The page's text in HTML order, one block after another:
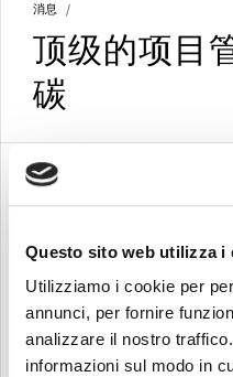
Questo sito web utilizza i
Utilizziamo i cookie per
annunci, per fornire
analizzare il nostro
informazioni sul modo in
消息
顶级的项目
碳
2022年7月1日
通过专注的
强我们在先
的能力